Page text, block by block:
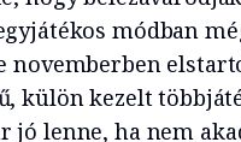
módban
novemberben
külön kezelt
jó lenne, ha nem